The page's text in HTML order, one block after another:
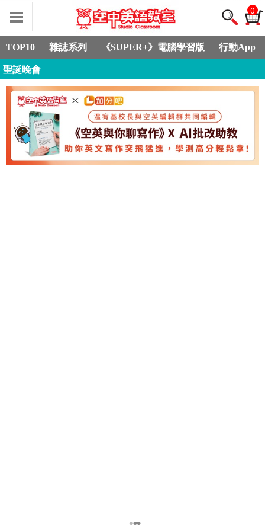
0
TOP10 雜誌系列 《SUPER+》電腦學習版 行動App
聖誕晚會